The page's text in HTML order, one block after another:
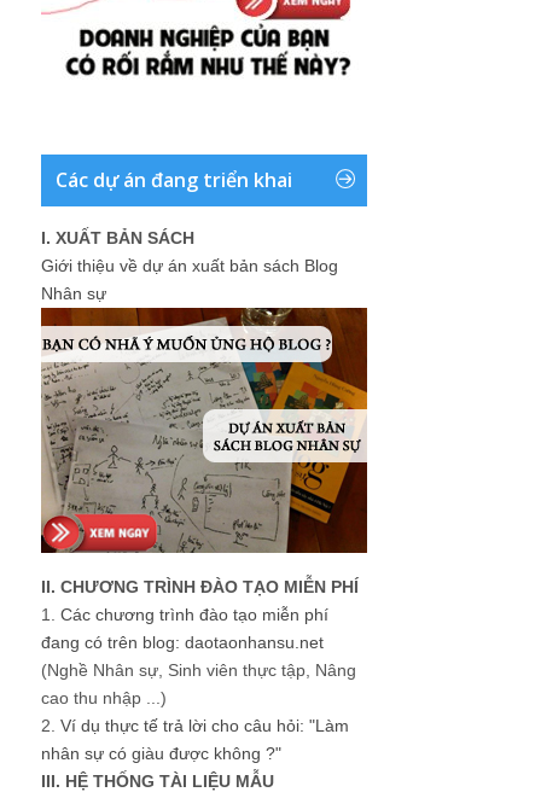
Các dự án đang triển khai
I. XUẤT BẢN SÁCH
Giới thiệu về dự án xuất bản sách Blog
Nhân sự
II. CHƯƠNG TRÌNH ĐÀO TẠO MIỄN PHÍ
1. Các chương trình đào tạo miễn phí
đang có trên blog: daotaonhansu.net
(Nghề Nhân sự, Sinh viên thực tập, Nâng
cao thu nhập ...)
2. Ví dụ thực tế trả lời cho câu hỏi: "Làm
nhân sự có giàu được không ?"
III. HỆ THỐNG TÀI LIỆU MẪU